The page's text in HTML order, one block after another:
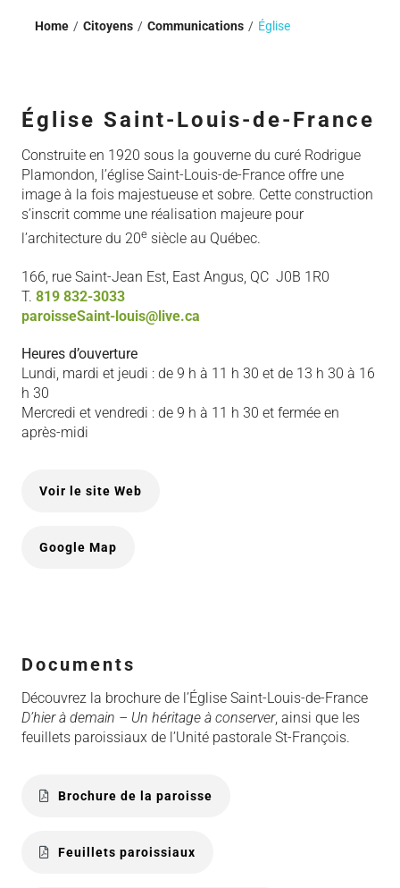
Home Citoyens Communications Église
Église Saint-Louis-de-France
Construite en 1920 sous la gouverne du curé Rodrigue
Plamondon, l’église Saint-Louis-de-France offre une
image à la fois majestueuse et sobre. Cette construction
s’inscrit comme une réalisation majeure pour
l’architecture du 20esiècle au Québec.
166, rue Saint-Jean Est, East Angus, QC J0B 1R0
T. 819 832-3033
paroisseSaint-louis@live.ca
Heures d’ouverture
Lundi, mardi et jeudi : de 9 h à 11 h 30 et de 13 h 30 à 16
h 30
Mercredi et vendredi : de 9 h à 11 h 30 et fermée en
après-midi
Voir le site Web
Google Map
Documents
Découvrez la brochure de l’Église Saint-Louis-de-France
D’hier à demain – Un héritage à conserver, ainsi que les
feuillets paroissiaux de l’Unité pastorale St-François.
Brochure de la paroisse
Feuillets paroissiaux